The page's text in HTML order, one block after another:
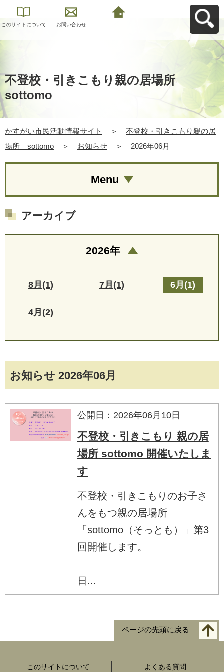
このサイトについて お問い合わせ
不登校・引きこもり親の居場所
sottomo
かすがい市民活動情報サイト ＞
不登校・引きこもり親の居
場所 sottomo
＞ お知らせ ＞ 2026年06月
お知らせ 2026年06月
公開日：2026年06月10日
不登校・引きこもり 親の居
場所 sottomo 開催いたしま
す
不登校・引きこもりのお子さ
んをもつ親の居場所
「sottomo（そっとも）」第3
回開催します。
日...
Menu
アーカイブ
2026年
8月(1) 7月(1) 6月(1)
4月(2)
ページの先頭に戻る
このサイトについて よくある質問